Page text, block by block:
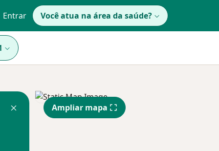
Entrar Você atua na área da saúde?
Ampliar mapa